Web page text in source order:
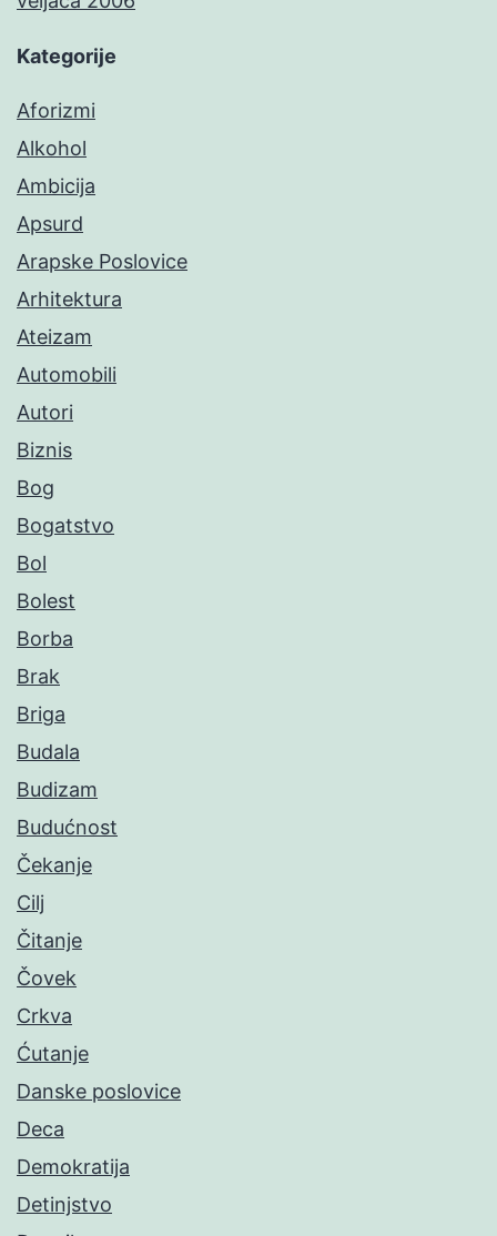
Kategorije
Aforizmi
Alkohol
Ambicija
Apsurd
Arapske Poslovice
Arhitektura
Ateizam
Automobili
Autori
Biznis
Bog
Bogatstvo
Bol
Bolest
Borba
Brak
Briga
Budala
Budizam
Budućnost
Čekanje
Cilj
Čitanje
Čovek
Crkva
Ćutanje
Danske poslovice
Deca
Demokratija
Detinjstvo